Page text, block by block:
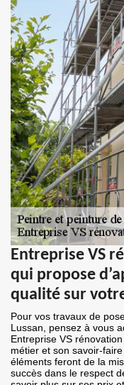
Entreprise VS
qui propose
qualité sur
Pour vos travaux de
Lussan, pensez à vous
Entreprise VS
métier et son savoir-
éléments feront de la
succès dans le respect